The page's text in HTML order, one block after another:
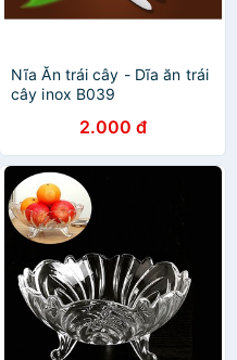
Nĩa Ăn trái cây - Dĩa ăn trái
cây inox B039
2.000 đ